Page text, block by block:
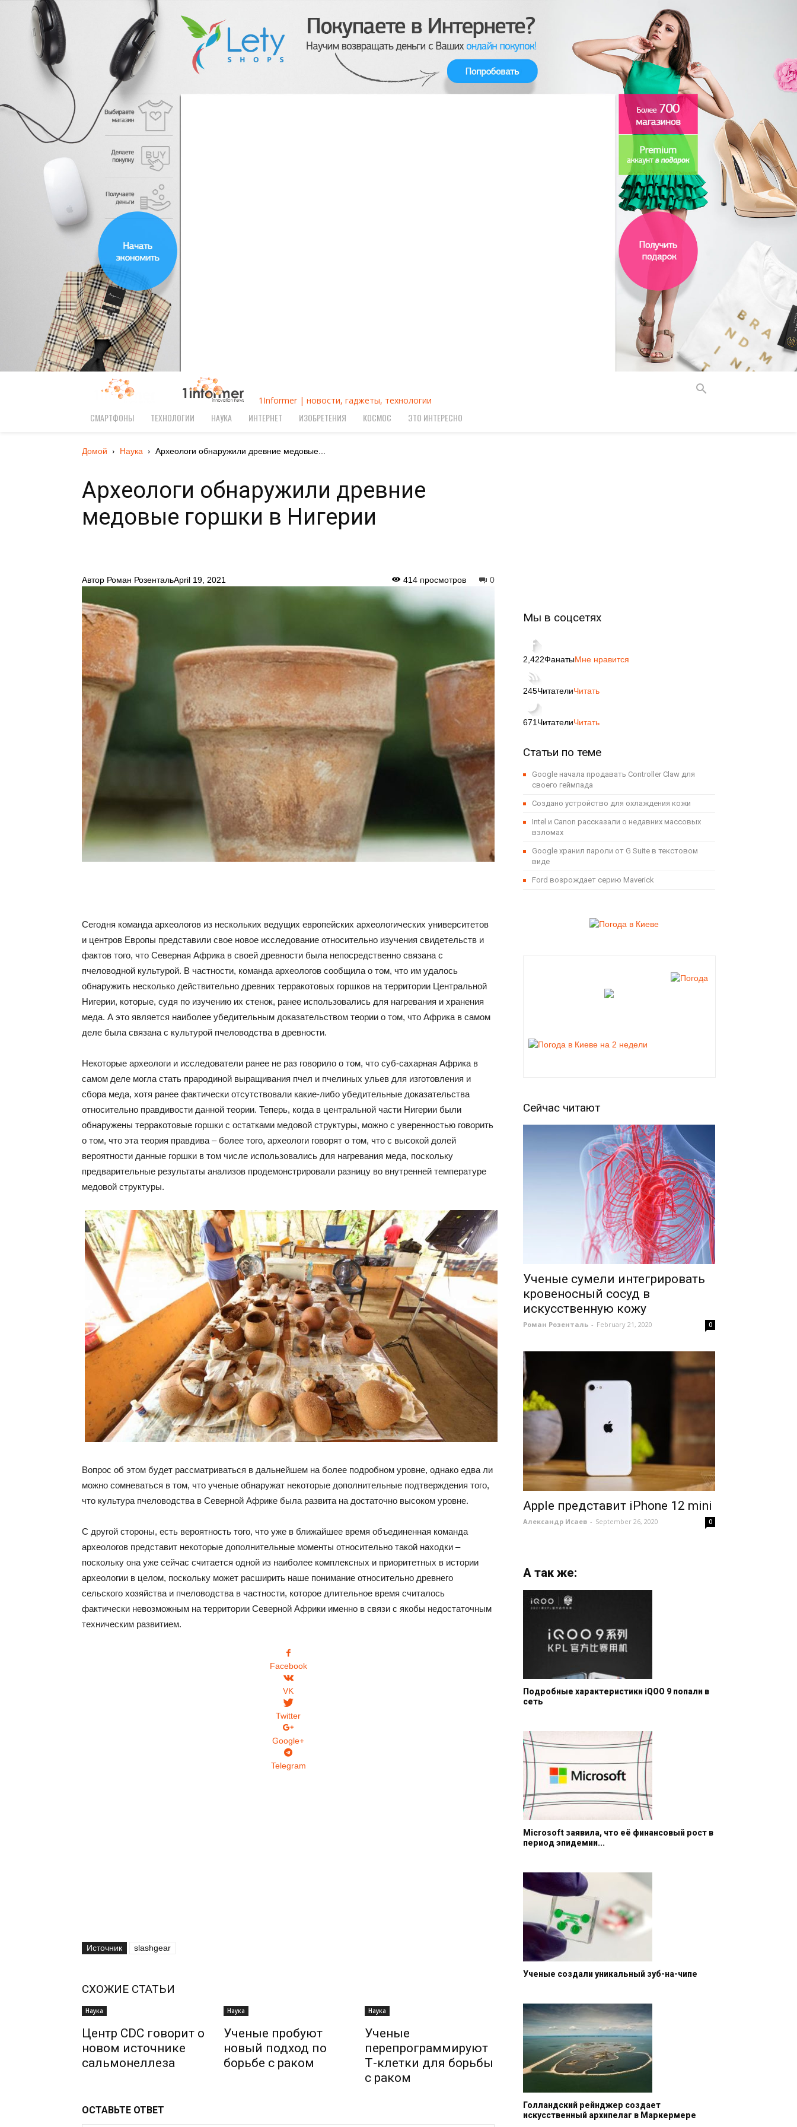
1Informer | новости, гаджеты, технологии
СМАРТФОНЫ ТЕХНОЛОГИИ НАУКА ИНТЕРНЕТ ИЗОБРЕТЕНИЯ КОСМОС ЭТО ИНТЕРЕСНО
Домой Наука Археологи обнаружили древние медовые...
Археологи обнаружили древние
медовые горшки в Нигерии
Автор Роман РозентальApril 19, 2021 0
414 просмотров
Сегодня команда археологов из нескольких ведущих европейских археологических университетов
и центров Европы представили свое новое исследование относительно изучения свидетельств и
фактов того, что Северная Африка в своей древности была непосредственно связана с
пчеловодной культурой. В частности, команда археологов сообщила о том, что им удалось
обнаружить несколько действительно древних терракотовых горшков на территории Центральной
Нигерии, которые, судя по изучению их стенок, ранее использовались для нагревания и хранения
меда. А это является наиболее убедительным доказательством теории о том, что Африка в самом
деле была связана с культурой пчеловодства в древности.
Некоторые археологи и исследователи ранее не раз говорило о том, что суб-сахарная Африка в
самом деле могла стать прародиной выращивания пчел и пчелиных ульев для изготовления и
сбора меда, хотя ранее фактически отсутствовали какие-либо убедительные доказательства
относительно правдивости данной теории. Теперь, когда в центральной части Нигерии были
обнаружены терракотовые горшки с остатками медовой структуры, можно с уверенностью говорить
о том, что эта теория правдива – более того, археологи говорят о том, что с высокой долей
вероятности данные горшки в том числе использовались для нагревания меда, поскольку
предварительные результаты анализов продемонстрировали разницу во внутренней температуре
медовой структуры.
Вопрос об этом будет рассматриваться в дальнейшем на более подробном уровне, однако едва ли
можно сомневаться в том, что ученые обнаружат некоторые дополнительные подтверждения того,
что культура пчеловодства в Северной Африке была развита на достаточно высоком уровне.
С другой стороны, есть вероятность того, что уже в ближайшее время объединенная команда
археологов представит некоторые дополнительные моменты относительно такой находки –
поскольку она уже сейчас считается одной из наиболее комплексных и приоритетных в истории
археологии в целом, поскольку может расширить наше понимание относительно древнего
сельского хозяйства и пчеловодства в частности, которое длительное время считалось
фактически невозможным на территории Северной Африки именно в связи с якобы недостаточным
техническим развитием.
Facebook
VK
Twitter
Google+
Telegram
Источник slashgear
СХОЖИЕ СТАТЬИ
Наука
Центр CDC говорит о
новом источнике
сальмонеллеза
Наука
Ученые пробуют
новый подход по
борьбе с раком
Наука
Ученые
перепрограммируют
Т-клетки для борьбы
с раком
ОСТАВЬТЕ ОТВЕТ
Мы в соцсетях
2,422ФанатыМне нравится
245ЧитателиЧитать
671 ЧитателиЧитать
Статьи по теме
Google начала продавать Controller Claw для
своего геймпада
Создано устройство для охлаждения кожи
Intel и Canon рассказали о недавних массовых
взломах
Google хранил пароли от G Suite в текстовом
виде
Ford возрождает серию Maverick
Сейчас читают
Ученые сумели интегрировать
кровеносный сосуд в
искусственную кожу
Роман Розенталь - February 21, 2020 0
Apple представит iPhone 12 mini
Александр Исаев - September 26, 2020 0
А так же:
Подробные характеристики iQOO 9 попали в
сеть
Microsoft заявила, что её финансовый рост в
период эпидемии...
Ученые создали уникальный зуб-на-чипе
Голландский рейнджер создает
искусственный архипелаг в Маркермере